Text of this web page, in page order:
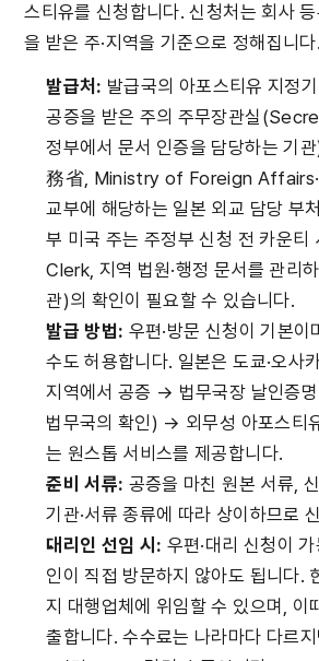
스티유를 신청합니다. 신청처는 회사
을 받은 주·지역을 기준으로 정해집니다.
발급처: 발급국의 아포스티유 지정
공증을 받은 주의 주무장관실
정부에서 문서 인증을 담당하는 기
務省, Ministry of Foreign
교부에 해당하는 일본 외교 담당 부
부 미국 주는 주정부 신청 전 카운
Clerk, 지역 법원·행정 문서를 관리
관)의 확인이 필요할 수 있습니다.
발급 방법: 우편·방문 신청이 기본이
수도 허용합니다. 일본은 도쿄·오사
지역에서 공증 → 법무국장 날인증
법무국의 확인) → 외무성 아포스티
는 원스톱 서비스를 제공합니다.
준비 서류: 공증을 마친 원본 서류,
기관·서류 종류에 따라 상이하므로
대리인 선임 시: 우편·대리 신청이
인이 직접 방문하지 않아도 됩니다.
지 대행업체에 위임할 수 있으며, 이
출합니다. 수수료는 나라마다 다르